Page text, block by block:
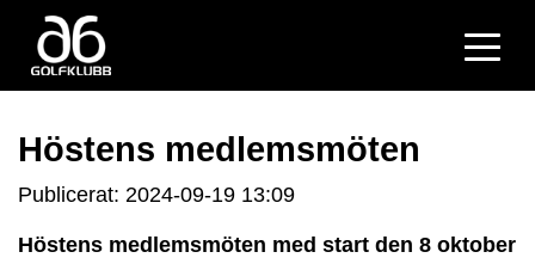
Höstens medlemsmöten
Publicerat: 2024-09-19 13:09
Höstens medlemsmöten med start den 8 oktober